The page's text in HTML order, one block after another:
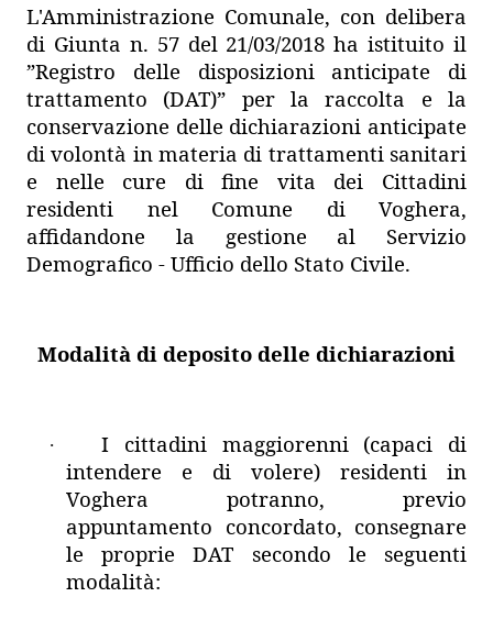
L'Amministrazione Comunale, con delibera
di Giunta n. 57 del 21/03/2018 ha istituito il
”Registro delle disposizioni anticipate di
trattamento (DAT)” per la raccolta e la
conservazione delle dichiarazioni anticipate
di volontà in materia di trattamenti sanitari
e nelle cure di fine vita dei Cittadini
residenti nel Comune di Voghera,
affidandone la gestione al Servizio
Demografico - Ufficio dello Stato Civile.
Modalità di deposito delle dichiarazioni
·
I cittadini maggiorenni (capaci di
intendere e di volere) residenti in
Voghera potranno, previo
appuntamento concordato, consegnare
le proprie DAT secondo le seguenti
modalità: